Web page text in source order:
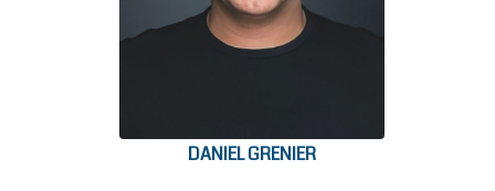
DANIEL GRENIER